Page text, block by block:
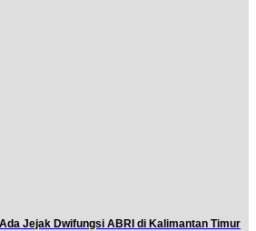
Jejak Dwifungsi ABRI di Kalimantan Timur